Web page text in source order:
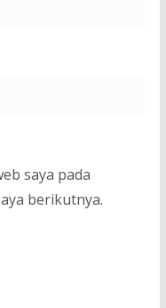
saya pada
berikutnya.